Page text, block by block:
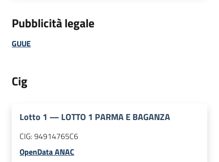
Pubblicità legale
GUUE
Cig
Lotto 1 — LOTTO 1 PARMA E BAGANZA
CIG:94914765C6
OpenData ANAC